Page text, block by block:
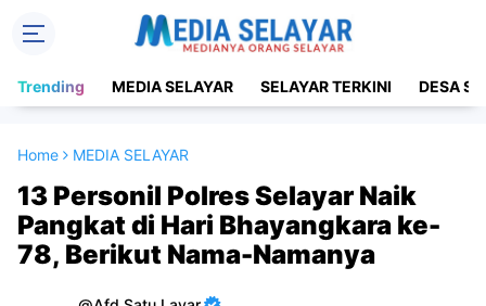
Trending MEDIA SELAYAR SELAYAR TERKINI DESA
Home MEDIA SELAYAR
13 Personil Polres Selayar Naik
Pangkat di Hari Bhayangkara ke-
78, Berikut Nama-Namanya